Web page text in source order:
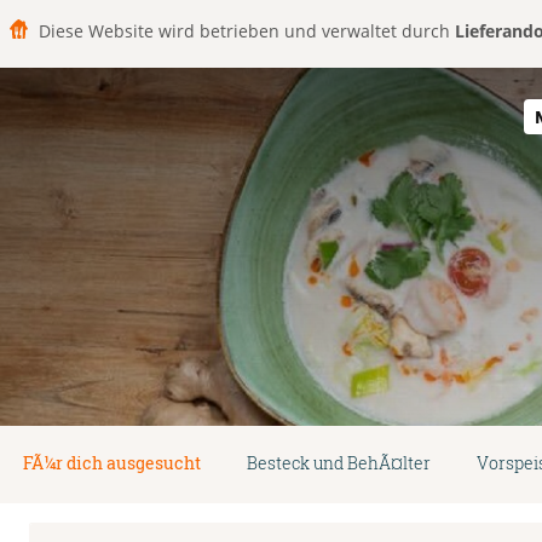
Diese Website wird betrieben und verwaltet durch
FÃ¼r dich ausgesucht Besteck und BehÃ¤lter